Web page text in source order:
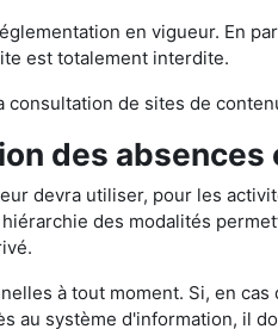
en vigueur. En
est totalement interdite.
de sites de
des
devra utiliser, pour les
des modalités
à tout moment. Si, en
au système d'information, il